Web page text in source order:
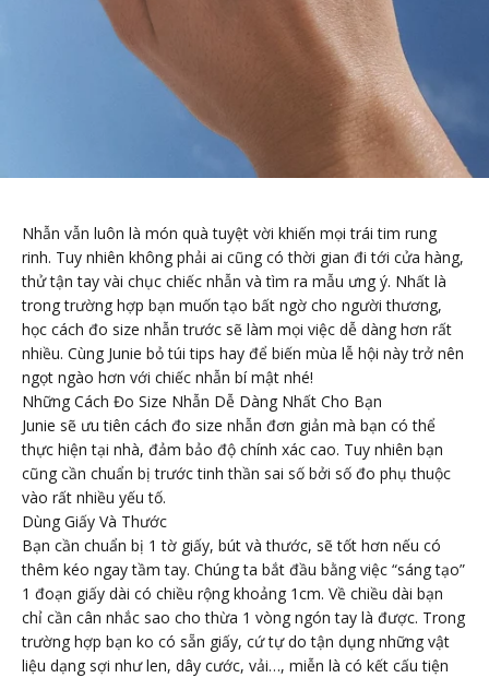
Nhẫn vẫn luôn là món quà tuyệt vời khiến mọi trái tim rung
rinh. Tuy nhiên không phải ai cũng có thời gian đi tới cửa hàng,
thử tận tay vài chục chiếc nhẫn và tìm ra mẫu ưng ý. Nhất là
trong trường hợp bạn muốn tạo bất ngờ cho người thương,
học cách đo size nhẫn trước sẽ làm mọi việc dễ dàng hơn rất
nhiều. Cùng Junie bỏ túi tips hay để biến mùa lễ hội này trở nên
ngọt ngào hơn với chiếc nhẫn bí mật nhé!
Những Cách Đo Size Nhẫn Dễ Dàng Nhất Cho Bạn
Junie sẽ ưu tiên cách đo size nhẫn đơn giản mà bạn có thể
thực hiện tại nhà, đảm bảo độ chính xác cao. Tuy nhiên bạn
cũng cần chuẩn bị trước tinh thần sai số bởi số đo phụ thuộc
vào rất nhiều yếu tố.
Dùng Giấy Và Thước
Bạn cần chuẩn bị 1 tờ giấy, bút và thước, sẽ tốt hơn nếu có
thêm kéo ngay tầm tay. Chúng ta bắt đầu bằng việc “sáng tạo”
1 đoạn giấy dài có chiều rộng khoảng 1cm. Về chiều dài bạn
chỉ cần cân nhắc sao cho thừa 1 vòng ngón tay là được. Trong
trường hợp bạn ko có sẵn giấy, cứ tự do tận dụng những vật
liệu dạng sợi như len, dây cước, vải…, miễn là có kết cấu tiện